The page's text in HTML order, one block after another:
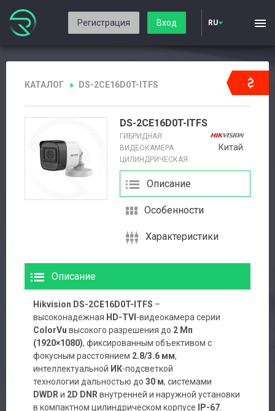
Регистрация Вход RU
КАТАЛОГ DS-2CE16D0T-ITFS
DS-2CE16D0T-ITFS
ГИБРИДНАЯ
ВИДЕОКАМЕРА
ЦИЛИНДРИЧЕСКАЯ
Китай
Описание
Особенности
Характеристики
Описание
Hikvision DS-2CE16D0T-ITFS –
высоконадежная HD-TVI -видеокамера серии
ColorVu высокого разрешения до 2 Мп
(1920×1080), фиксированным объективом с
фокусным расстоянием 2.8/3.6 мм,
интеллектуальной ИК-подсветкой
технологии дальностью до 30 м, системами
DWDR и 2D DNR внутренней и наружной установки
в компактном цилиндрическом корпусе
IP-67